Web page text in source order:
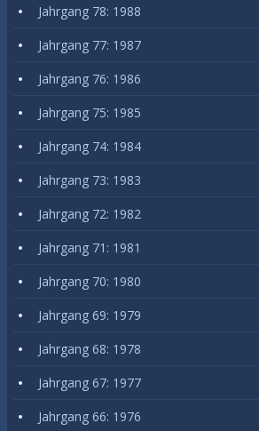
Jahrgang 78: 1988
Jahrgang 77: 1987
Jahrgang 76: 1986
Jahrgang 75: 1985
Jahrgang 74: 1984
Jahrgang 73: 1983
Jahrgang 72: 1982
Jahrgang 71: 1981
Jahrgang 70: 1980
Jahrgang 69: 1979
Jahrgang 68: 1978
Jahrgang 67: 1977
Jahrgang 66: 1976